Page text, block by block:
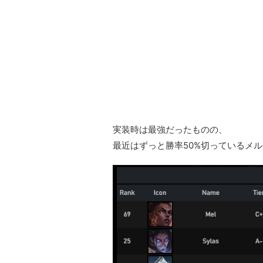
実装時は最強だったものの、
最近はずっと勝率50%切っているメ